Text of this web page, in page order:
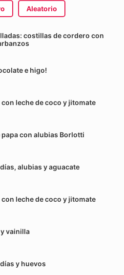
Aleatorio
costillas de cordero con
e higo!
leche de coco y jitomate
con alubias Borlotti
alubias y aguacate
leche de coco y jitomate
vainilla
y huevos